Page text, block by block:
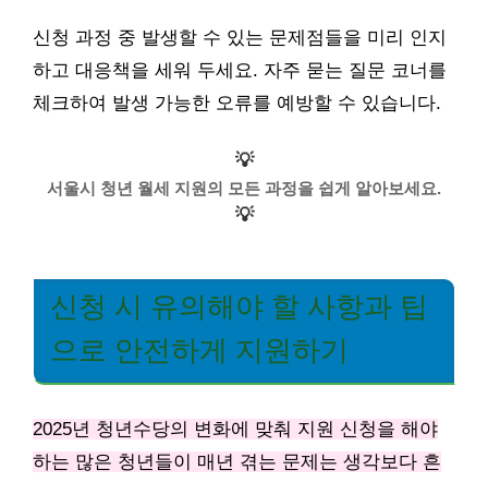
신청 과정 중 발생할 수 있는 문제점들을 미리 인지
하고 대응책을 세워 두세요. 자주 묻는 질문 코너를
체크하여 발생 가능한 오류를 예방할 수 있습니다.
💡
서울시 청년 월세 지원의 모든 과정을 쉽게 알아보세요.
💡
신청 시 유의해야 할 사항과 팁
으로 안전하게 지원하기
2025년 청년수당의 변화에 맞춰 지원 신청을 해야
하는 많은 청년들이 매년 겪는 문제는 생각보다 흔